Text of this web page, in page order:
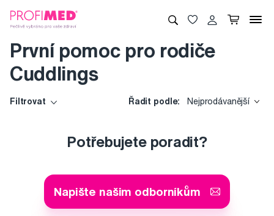
První pomoc pro rodiče
Cuddlings
Filtrovat Řadit podle: Nejprodávanější
Potřebujete poradit?
Napište našim odborníkům